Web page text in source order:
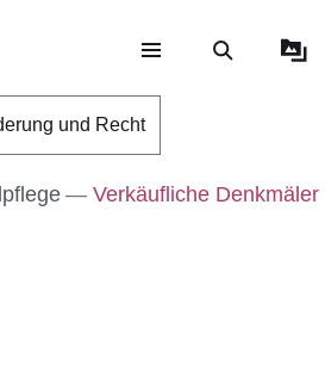
und Recht
Verkäufliche Denkmäler